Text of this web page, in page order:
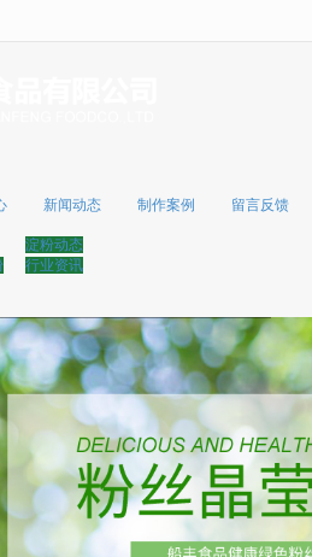
新闻动态
淀粉动态
行业资讯
制作案例 留言反馈